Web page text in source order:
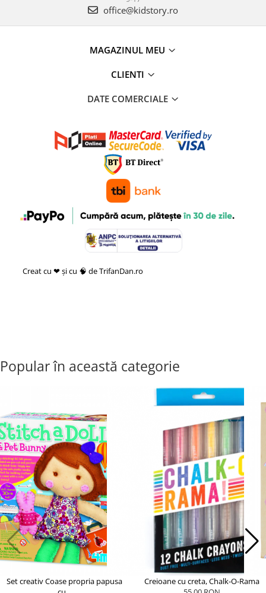
office@kidstory.ro
MAGAZINUL MEU
CLIENTI
DATE COMERCIALE
Creat cu ❤ și cu 🧠 de TrifanDan.ro
Popular în această categorie
Set creativ Coase propria papusa
Creioane cu creta, Chalk-O-Rama